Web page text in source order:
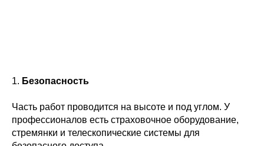
1. Безопасность
Часть работ проводится на высоте и под углом. У
профессионалов есть страховочное оборудование,
стремянки и телескопические системы для